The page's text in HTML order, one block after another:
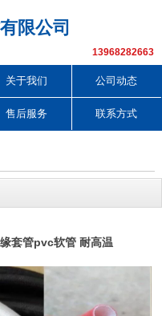
限公司
13968282663
关于我们 公司动态
售后服务 联系方式
套管pvc软管 耐高温